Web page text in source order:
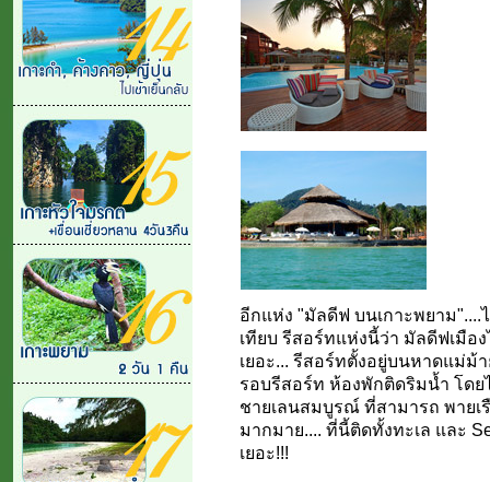
อีกแห่ง "มัลดีฟ บนเกาะพยาม
เทียบ รีสอร์ทแห่งนี้ว่า มัลดีฟเมือ
เยอะ... รีสอร์ทตั้งอยู่บนหาดแม่ม้
รอบรีสอร์ท ห้องพักติดริมน้ำ โด
ชายเลนสมบูรณ์ ที่สามารถ พาย
มากมาย.... ที่นี้ติดทั้งทะเล และ
เยอะ!!!